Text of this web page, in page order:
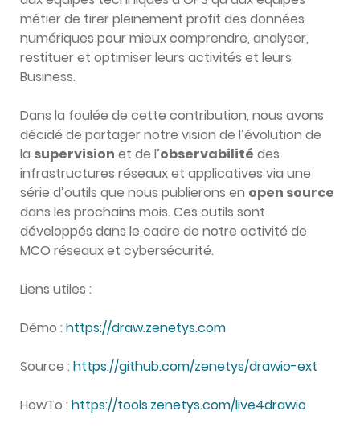
métier de tirer pleinement profit des données
numériques pour mieux comprendre, analyser,
restituer et optimiser leurs activités et leurs
Business.
Dans la foulée de cette contribution, nous avons
décidé de partager notre vision de l’évolution de
la supervision et de l’observabilité des
infrastructures réseaux et applicatives via une
série d’outils que nous publierons en open source
dans les prochains mois. Ces outils sont
développés dans le cadre de notre activité de
MCO réseaux et cybersécurité.
Liens utiles :
Démo : https://draw.zenetys.com
Source : https://github.com/zenetys/drawio-ext
HowTo : https://tools.zenetys.com/live4drawio